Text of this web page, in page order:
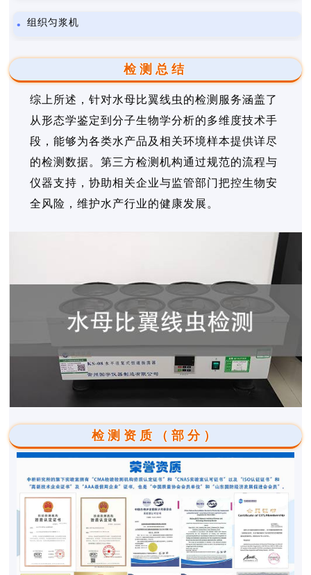
组织匀浆机
检测总结
综上所述，针对水母比翼线虫的检测服务涵盖了
从形态学鉴定到分子生物学分析的多维度技术手
段，能够为各类水产品及相关环境样本提供详尽
的检测数据。第三方检测机构通过规范的流程与
仪器支持，协助相关企业与监管部门把控生物安
全风险，维护水产行业的健康发展。
检测资质（部分）